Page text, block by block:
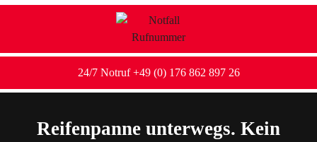
24/7 Notruf +49 (0) 176 862 897 26
Reifenpanne unterwegs. Kein